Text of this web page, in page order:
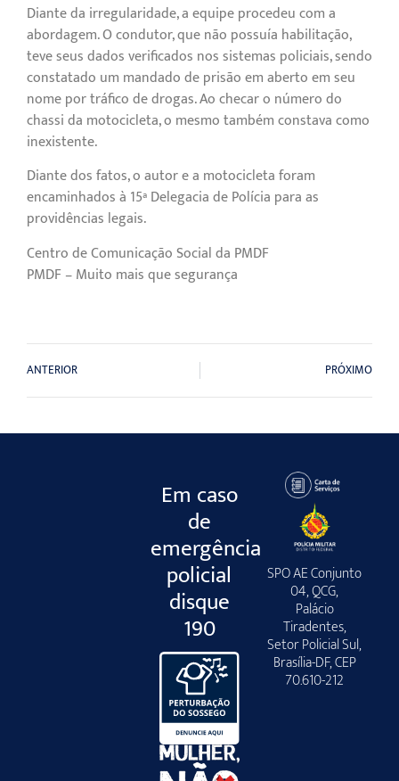
Diante da irregularidade, a equipe procedeu com a
abordagem. O condutor, que não possuía habilitação,
teve seus dados verificados nos sistemas policiais, sendo
constatado um mandado de prisão em aberto em seu
nome por tráfico de drogas. Ao checar o número do
chassi da motocicleta, o mesmo também constava como
inexistente.
Diante dos fatos, o autor e a motocicleta foram
encaminhados à 15ª Delegacia de Polícia para as
providências legais.
Centro de Comunicação Social da PMDF
PMDF – Muito mais que segurança
ANTERIOR PRÓXIMO
Em caso
de
emergência
policial
disque
190
SPO AE Conjunto
04, QCG,
Palácio
Tiradentes,
Setor Policial Sul,
Brasília-DF, CEP
70.610-212